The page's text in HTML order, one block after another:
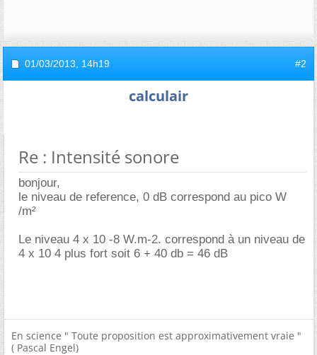
01/03/2013, 14h19 #2
calculair
Re : Intensité sonore
bonjour,
le niveau de reference, 0 dB correspond au pico W
/m²
Le niveau 4 x 10 -8 W.m-2. correspond à un niveau de
4 x 10 4 plus fort soit 6 + 40 db = 46 dB
En science " Toute proposition est approximativement vraie "
( Pascal Engel)